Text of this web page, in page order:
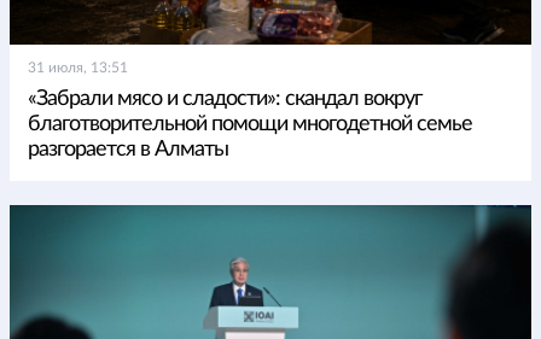
31 июля, 13:51
«Забрали мясо и сладости»: скандал вокруг
благотворительной помощи многодетной семье
разгорается в Алматы